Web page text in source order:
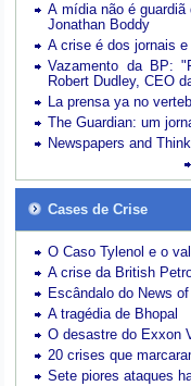
A mídia não é
Jonathan Boddy
A crise é dos jornais
Vazamento da BP:
Robert Dudley, CEO
La prensa ya no
The Guardian: um
Newspapers and
Cases de Crise
O Caso Tylenol e o
A crise da British
Escândalo do News
A tragédia de Bhopal
O desastre do Exxon
20 crises que
Sete piores ataques